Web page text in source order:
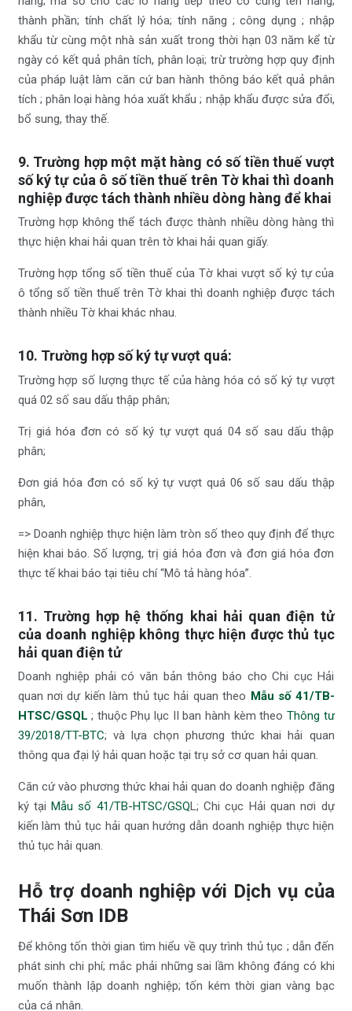
thành phần; tính chất lý hóa; tính năng ; công dụng ; nhập
khẩu từ cùng một nhà sản xuất trong thời hạn 03 năm kể từ
ngày có kết quả phân tích, phân loại; trừ trường hợp quy định
của pháp luật làm căn cứ ban hành thông báo kết quả phân
tích ; phân loại hàng hóa xuất khẩu ; nhập khẩu được sửa đổi,
bổ sung, thay thế.
9. Trường hợp một mặt hàng có số tiền thuế vượt
số ký tự của ô số tiền thuế trên Tờ khai thì doanh
nghiệp được tách thành nhiều dòng hàng để khai
Trường hợp không thể tách được thành nhiều dòng hàng thì
thực hiện khai hải quan trên tờ khai hải quan giấy.
Trường hợp tổng số tiền thuế của Tờ khai vượt số ký tự của
ô tổng số tiền thuế trên Tờ khai thì doanh nghiệp được tách
thành nhiều Tờ khai khác nhau.
10. Trường hợp số ký tự vượt quá:
Trường hợp số lượng thực tế của hàng hóa có số ký tự vượt
quá 02 số sau dấu thập phân;
Trị giá hóa đơn có số ký tự vượt quá 04 số sau dấu thập
phân;
Đơn giá hóa đơn có số ký tự vượt quá 06 số sau dấu thập
phân,
=> Doanh nghiệp thực hiện làm tròn số theo quy định để thực
hiện khai báo. Số lượng, trị giá hóa đơn và đơn giá hóa đơn
thực tế khai báo tại tiêu chí “Mô tả hàng hóa”.
11. Trường hợp hệ thống khai hải quan điện tử
của doanh nghiệp không thực hiện được thủ tục
hải quan điện tử
Doanh nghiệp phải có văn bản thông báo cho Chi cục Hải
quan nơi dự kiến làm thủ tục hải quan theo Mẫu số 41/TB-
HTSC/GSQL ; thuộc Phụ lục II ban hành kèm theo Thông tư
39/2018/TT-BTC; và lựa chọn phương thức khai hải quan
thông qua đại lý hải quan hoặc tại trụ sở cơ quan hải quan.
Căn cứ vào phương thức khai hải quan do doanh nghiệp đăng
ký tạiMẫu số 41/TB-HTSC/GSQL; Chi cục Hải quan nơi dự
kiến làm thủ tục hải quan hướng dẫn doanh nghiệp thực hiện
thủ tục hải quan.
Hỗ trợ doanh nghiệp với Dịch vụ của
Thái Sơn IDB
Để không tốn thời gian tìm hiểu về quy trình thủ tục ; dẫn đến
phát sinh chi phí; mắc phải những sai lầm không đáng có khi
muốn thành lập doanh nghiệp; tốn kém thời gian vàng bạc
của cá nhân.